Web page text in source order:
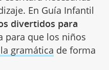
En Guía Infantil
divertidos para
para que los niños
gramática de forma